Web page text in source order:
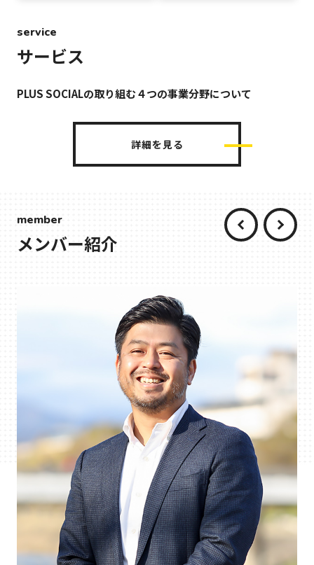
service
サービス
PLUS SOCIALの取り組む４つの事業分野について
詳細を見る
member
メンバー紹介